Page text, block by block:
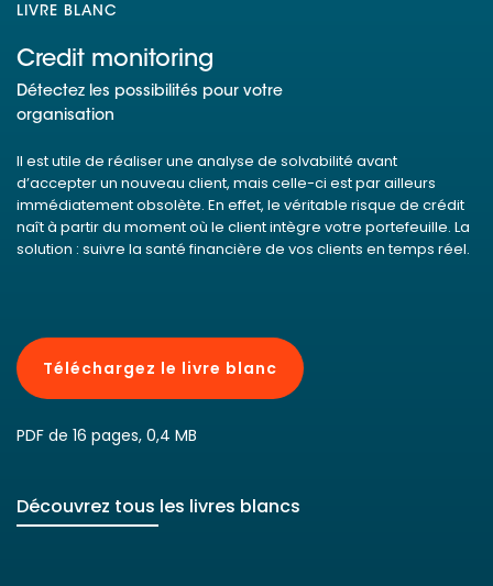
LIVRE BLANC
Credit monitoring
Détectez les possibilités pour votre
organisation
Il est utile de réaliser une analyse de solvabilité avant
d’accepter un nouveau client, mais celle-ci est par ailleurs
immédiatement obsolète. En effet, le véritable risque de crédit
naît à partir du moment où le client intègre votre portefeuille. La
solution : suivre la santé financière de vos clients en temps réel.
Téléchargez le livre blanc
PDF de 16 pages, 0,4 MB
Découvrez tous les livres blancs